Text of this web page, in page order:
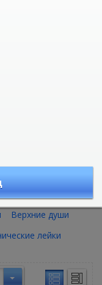
Верхние души
лейки